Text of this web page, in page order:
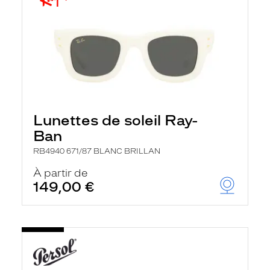
Lunettes de soleil Ray-
Ban
RB4940 671/87 BLANC BRILLAN
À partir de
149,00 €